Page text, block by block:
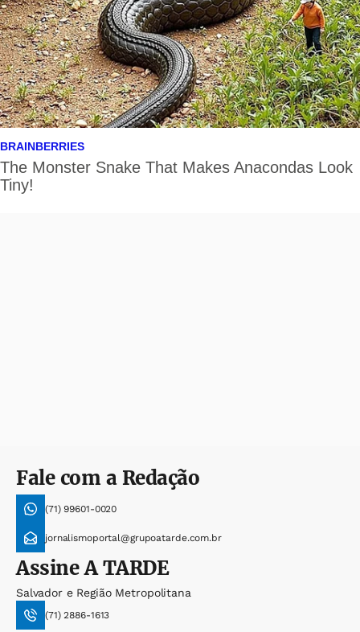
Fale com a Redação
(71) 99601-0020
jornalismoportal@grupoatarde.com.br
AssineA TARDE
Salvador e Região Metropolitana
(71) 2886-1613